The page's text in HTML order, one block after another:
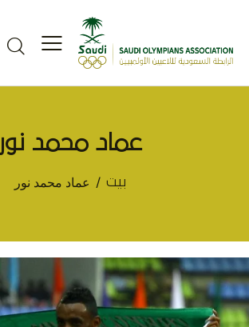
عماد محمد نور
بيت عماد محمد نور